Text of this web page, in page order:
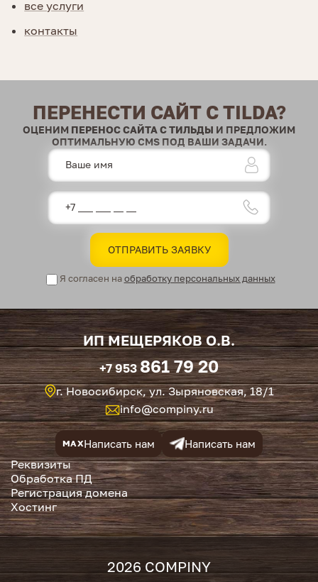
все услуги
контакты
ПЕРЕНЕСТИ САЙТ С TILDA?
ОЦЕНИМ ПЕРЕНОС САЙТА С ТИЛЬДЫ И ПРЕДЛОЖИМ
ОПТИМАЛЬНУЮ CMS ПОД ВАШИ ЗАДАЧИ.
Я согласен наобработку персональных данных
ИП МЕЩЕРЯКОВ О.В.
+7 953 861 79 20
г. Новосибирск, ул. Зыряновская, 18/1
info@compiny.ru
MAXНаписать нам Написать нам
Реквизиты
Обработка ПД
Регистрация домена
Хостинг
2026 COMPINY